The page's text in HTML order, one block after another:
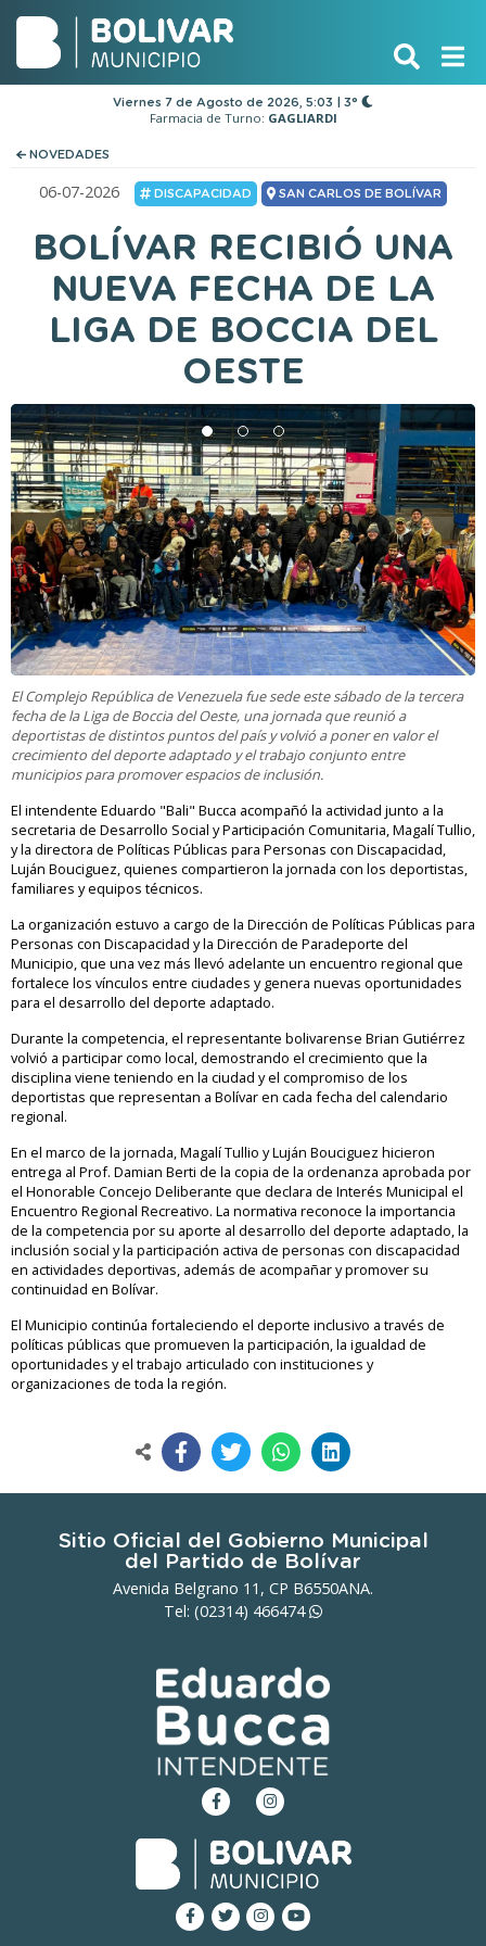
Viernes 7 de Agosto de 2026, 5:03 | 3°
Farmacia de Turno: GAGLIARDI
NOVEDADES
06-07-2026 DISCAPACIDAD SAN CARLOS DE BOLÍVAR
BOLÍVAR RECIBIÓ UNA
NUEVA FECHA DE LA
LIGA DE BOCCIA DEL
OESTE
El Complejo República de Venezuela fue sede este sábado de la tercera
fecha de la Liga de Boccia del Oeste, una jornada que reunió a
deportistas de distintos puntos del país y volvió a poner en valor el
crecimiento del deporte adaptado y el trabajo conjunto entre
municipios para promover espacios de inclusión.
El intendente Eduardo "Bali" Bucca acompañó la actividad junto a la
secretaria de Desarrollo Social y Participación Comunitaria, Magalí Tullio,
y la directora de Políticas Públicas para Personas con Discapacidad,
Luján Bouciguez, quienes compartieron la jornada con los deportistas,
familiares y equipos técnicos.
La organización estuvo a cargo de la Dirección de Políticas Públicas para
Personas con Discapacidad y la Dirección de Paradeporte del
Municipio, que una vez más llevó adelante un encuentro regional que
fortalece los vínculos entre ciudades y genera nuevas oportunidades
para el desarrollo del deporte adaptado.
Durante la competencia, el representante bolivarense Brian Gutiérrez
volvió a participar como local, demostrando el crecimiento que la
disciplina viene teniendo en la ciudad y el compromiso de los
deportistas que representan a Bolívar en cada fecha del calendario
regional.
En el marco de la jornada, Magalí Tullio y Luján Bouciguez hicieron
entrega al Prof. Damian Berti de la copia de la ordenanza aprobada por
el Honorable Concejo Deliberante que declara de Interés Municipal el
Encuentro Regional Recreativo. La normativa reconoce la importancia
de la competencia por su aporte al desarrollo del deporte adaptado, la
inclusión social y la participación activa de personas con discapacidad
en actividades deportivas, además de acompañar y promover su
continuidad en Bolívar.
El Municipio continúa fortaleciendo el deporte inclusivo a través de
políticas públicas que promueven la participación, la igualdad de
oportunidades y el trabajo articulado con instituciones y
organizaciones de toda la región.
Sitio Oficial del Gobierno Municipal
del Partido de Bolívar
Avenida Belgrano 11, CP B6550ANA.
Tel: (02314) 466474